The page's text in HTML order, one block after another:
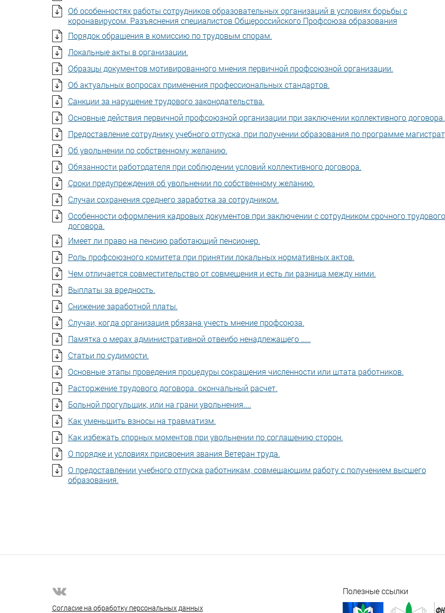
Об особенностях работы сотрудников образовательных организаций в условиях борьбы с
коронавирусом. Разъяснения специалистов Общероссийского Профсоюза образования
Порядок обращения в комиссию по трудовым спорам.
Локальные акты в организации.
Образцы документов мотивированного мнения первичной профсоюзной организации.
Об актуальных вопросах применения профессиональных стандартов.
Санкции за нарушение трудового законодательства.
Основные действия первичной профсоюзной организации при заключении коллективного договора.
Предоставление сотруднику учебного отпуска, при получении образования по программе
Об увольнении по собственному желанию.
Обязанности работодателя при соблюдении условий коллективного договора.
Сроки предупреждения об увольнении по собственному желанию.
Случаи сохранения среднего заработка за сотрудником.
Особенности оформления кадровых документов при заключении с сотрудником срочного трудового
договора.
Имеет ли право на пенсию работающий пенсионер.
Роль профсоюзного комитета при принятии локальных нормативных актов.
Чем отличается совместительство от совмещения и есть ли разница между ними.
Выплаты за вредность.
Снижение заработной платы.
Случаи, когда организация рбязана учесть мнение профсоюза.
Памятка о мерах административной отвеибо ненадлежащего .....
Статьи по судимости.
Основные этапы проведения процедуры сокращения численности или штата работников.
Расторжение трудового договора. окончальный расчет.
Больной прогульщик, или на грани увольнения....
Как уменьшить взносы на травматизм.
Как избежать спорных моментов при увольнении по соглашению сторон.
О порядке и условиях присвоения звания Ветеран труда.
О предоставлении учебного отпуска работникам, совмещающим работу с получением высшего
образования.
Согласие на обработку персональных данных
Полезные ссылки